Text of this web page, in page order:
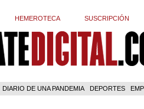
HEMEROTECA SUSCRIPCIÓN
DIARIO DE UNA PANDEMIA DEPORTES